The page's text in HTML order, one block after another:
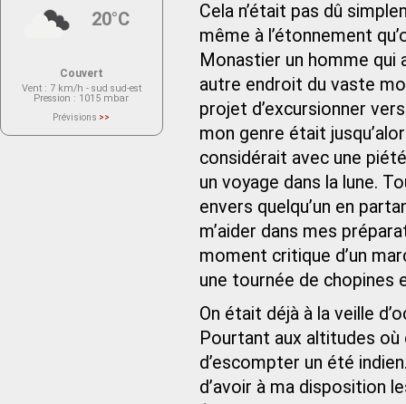
Cela n’était pas dû
même à l’étonnement
Monastier un homme qui
autre endroit du vaste
projet d’excursionner
mon genre était
considérait avec une
un voyage dans la lune.
envers quelqu’un en
m’aider dans mes
moment critique d’un
une tournée de chopines
On était déjà à la veille
Pourtant aux altitudes où
d’escompter un été
d’avoir à ma disposition
20°C
Couvert
Vent : 7 km/h - sud sud-est
Pression : 1015 mbar
Prévisions >>
actuellement aucune prévision